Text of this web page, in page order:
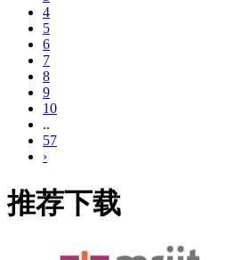
4
5
6
7
8
9
10
..
57
›
推荐下载